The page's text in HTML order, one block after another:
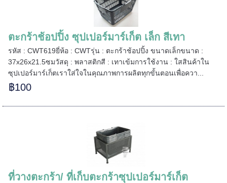
ตะกร้าช้อปปิ้ง ซุปเปอร์มาร์เก็ต เล็ก สีเทา
รหัส : CWT619ยี่ห้อ : CWTรุ่น : ตะกร้าช้อปปิ้ง ขนาดเล็กขนาด :
37x26x21.5ซมวัสดุ : พลาสติกสี : เทาเข้มการใช้งาน : ใสสินค้าใน
ซุปเปอร์มาร์เก็ตเราใส่ใจในคุณภาพการผลิตทุกขั้นตอนเพื่อควา...
฿100
ที่วางตะกร้า/ ที่เก็บตะกร้าซุปเปอร์มาร์เก็ต